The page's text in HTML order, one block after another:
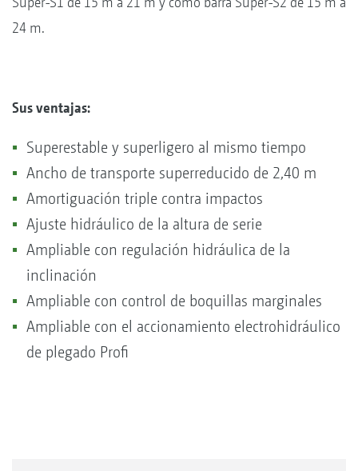
24 m.
Sus ventajas:
Superestable y superligero al mismo tiempo
Ancho de transporte superreducido de 2,40 m
Amortiguación triple contra impactos
Ajuste hidráulico de la altura de serie
Ampliable con regulación hidráulica de la
inclinación
Ampliable con control de boquillas marginales
Ampliable con el accionamiento electrohidráulico
de plegado Profi